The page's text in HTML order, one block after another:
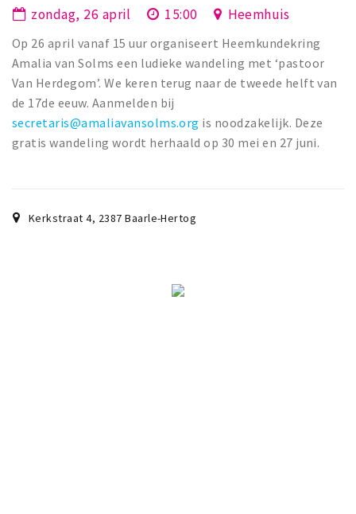
Enclaves
Musea, theaters & podia
Uitjes & activiteiten
Fietsroutes
De Grensvallei
zondag, 26 april 15:00 Heemhuis
Op 26 april vanaf 15 uur organiseert Heemkundekring
Amalia van Solms een ludieke wandeling met ‘pastoor
Van Herdegom’. We keren terug naar de tweede helft van
de 17de eeuw. Aanmelden bij
secretaris@amaliavansolms.org is noodzakelijk. Deze
gratis wandeling wordt herhaald op 30 mei en 27 juni.
Kerkstraat 4, 2387 Baarle-Hertog